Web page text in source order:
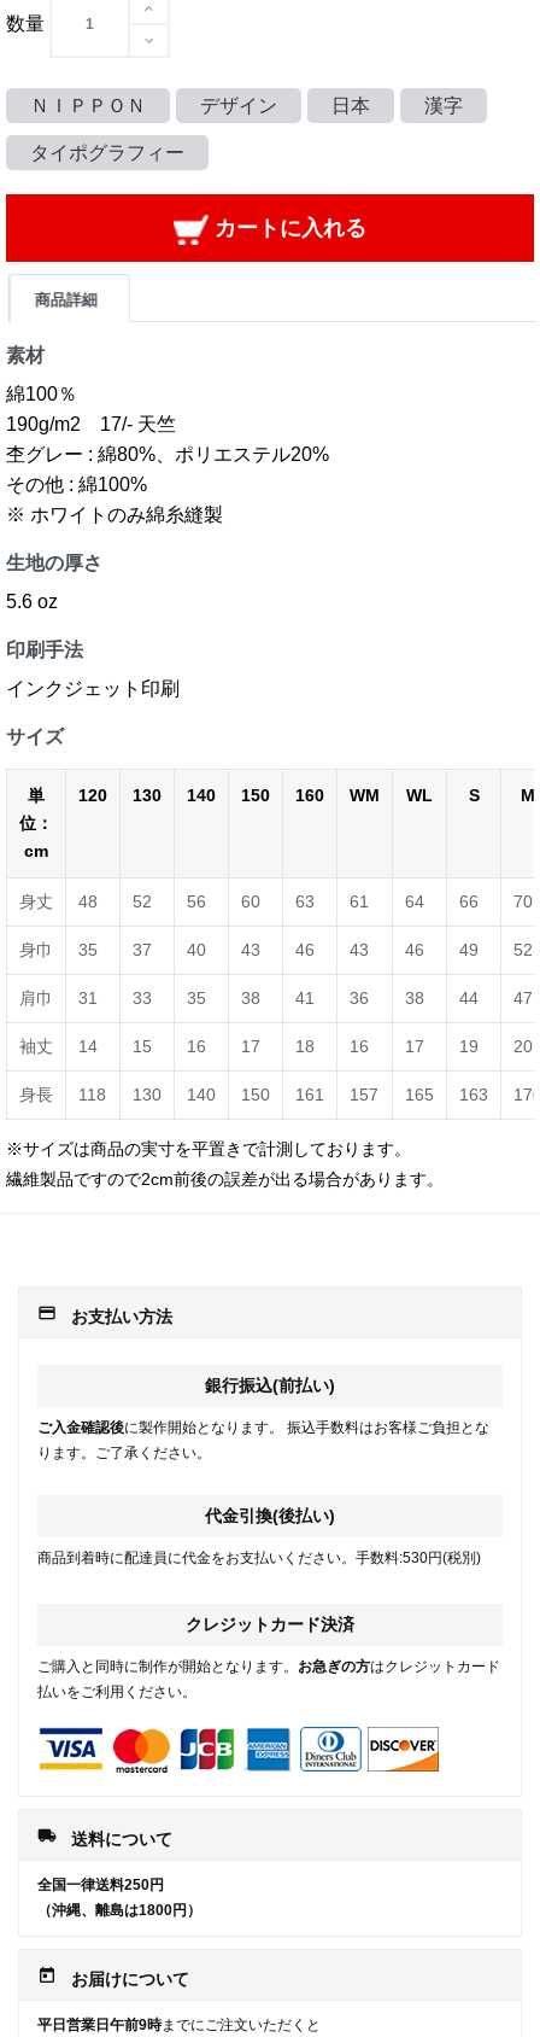
数量
ＮＩＰＰＯＮ デザイン 日本 漢字
タイポグラフィー
カートに入れる
商品詳細
素材
綿100％
190g/m2 17/- 天竺
杢グレー : 綿80%、ポリエステル20%
その他 : 綿100%
※ ホワイトのみ綿糸縫製
生地の厚さ
5.6 oz
印刷手法
インクジェット印刷
サイズ
単
位：
cm
120 130 140 150 160 WM WL S M
身丈 48 52 56 60 63 61 64 66 70
身巾 35 37 40 43 46 43 46 49 52
肩巾 31 33 35 38 41 36 38 44 47
袖丈 14 15 16 17 18 16 17 19 20
身長 118 130 140 150 161 157 165 163
※サイズは商品の実寸を平置きで計測しております。
繊維製品ですので2cm前後の誤差が出る場合があります。
payment お支払い方法
銀行振込(前払い)
ご入金確認後に製作開始となります。 振込手数料はお客様ご負担とな
ります。ご了承ください。
代金引換(後払い)
商品到着時に配達員に代金をお支払いください。手数料:530円(税別)
クレジットカード決済
ご購入と同時に制作が開始となります。 お急ぎの方はクレジットカード
払いをご利用ください。
local_shipping 送料について
全国一律送料250円
（沖縄、離島は1800円）
today お届けについて
平日営業日午前9時までにご注文いただくと